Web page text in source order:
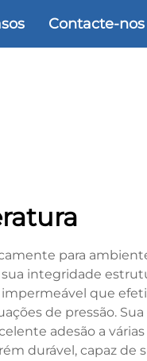
Contacte-nos
para
integridade
impermeável que
de pressão.
adesão a
durável, capaz de